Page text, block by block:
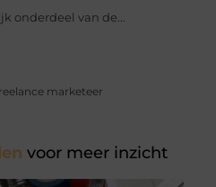
onderdeel van de...
marketeer
voor meer inzicht